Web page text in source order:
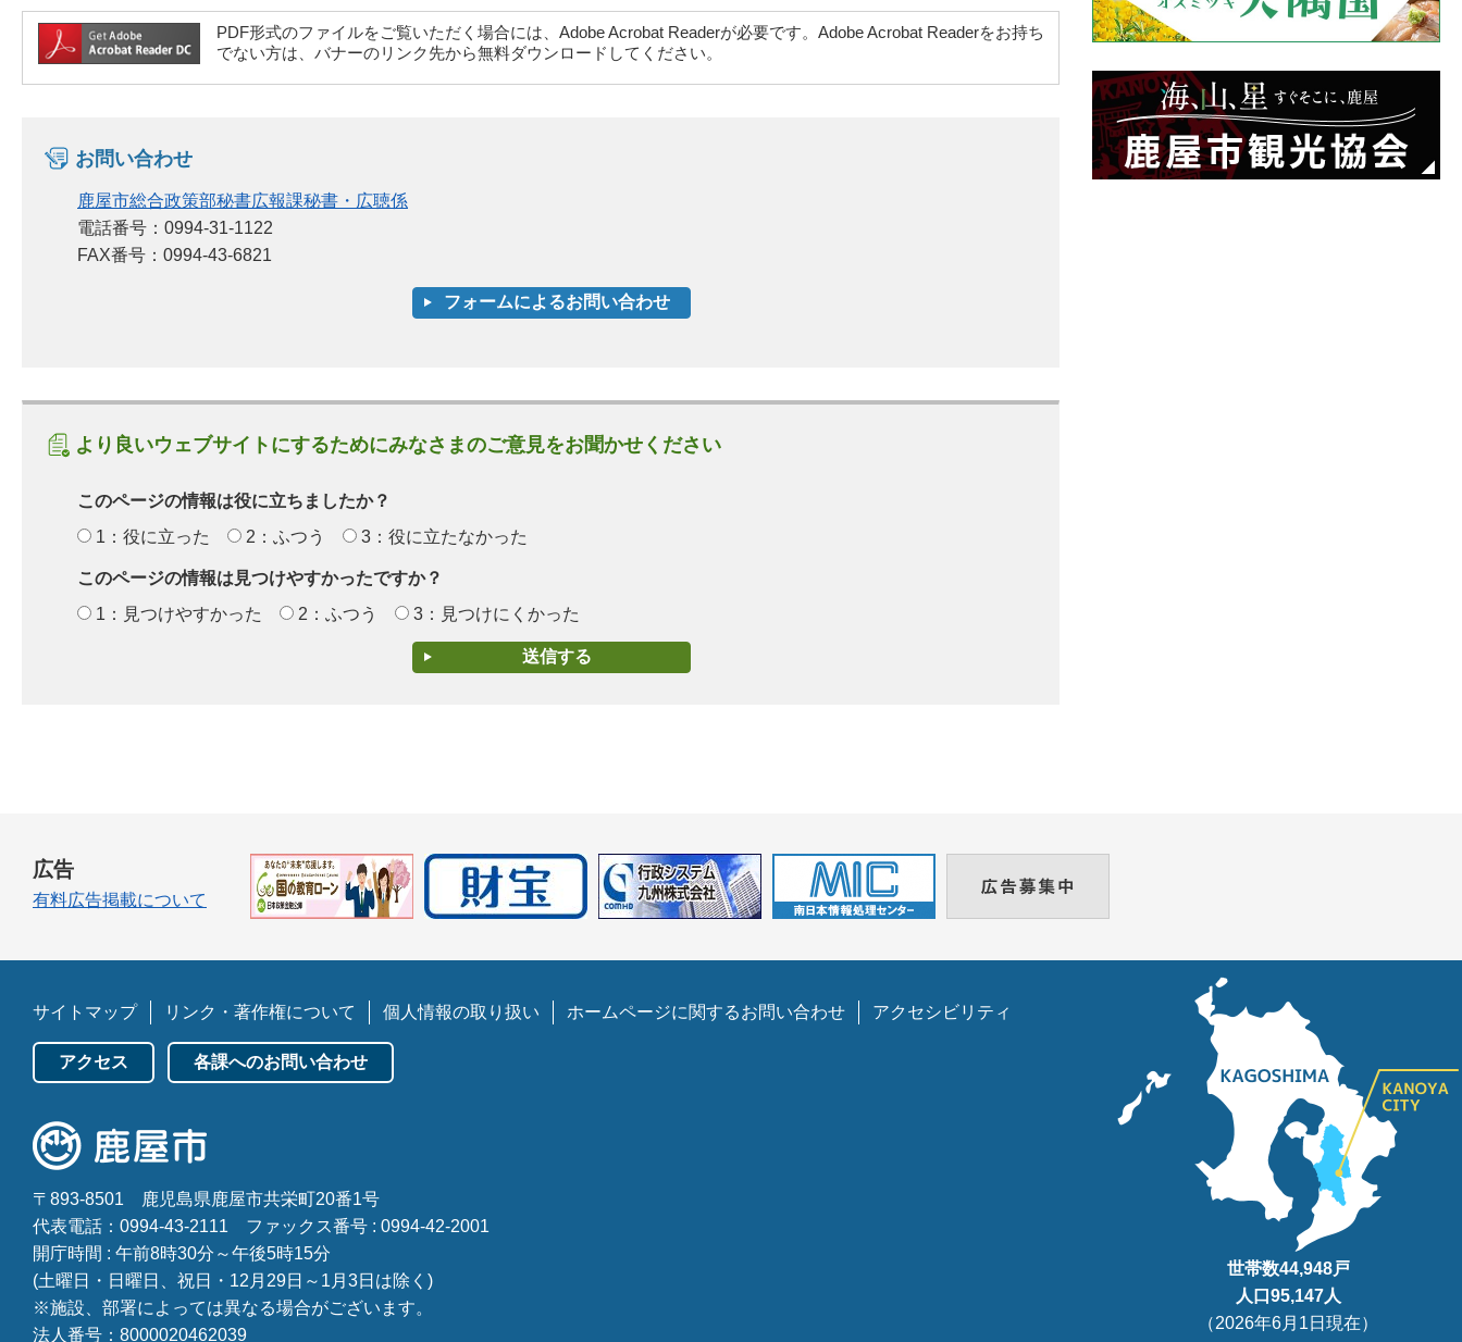
PDF形式のファイルをご覧いただく場合には、Adobe Acrobat Readerが必要です。Adobe Acrobat Readerをお持ち
でない方は、バナーのリンク先から無料ダウンロードしてください。
お問い合わせ
鹿屋市総合政策部秘書広報課秘書・広聴係
電話番号：0994-31-1122
FAX番号：0994-43-6821
より良いウェブサイトにするためにみなさまのご意見をお聞かせください
このページの情報は役に立ちましたか？
1：役に立った
2：ふつう 3：役に立たなかった
このページの情報は見つけやすかったですか？
1：見つけやすかった
2：ふつう 3：見つけにくかった
広告
有料広告掲載について
サイトマップ リンク・著作権について 個人情報の取り扱い ホームページに関するお問い合わせ アクセシビリティ
アクセス 各課へのお問い合わせ
〒893-8501
鹿児島県鹿屋市共栄町20番1号
代表電話：0994-43-2111
ファックス番号 : 0994-42-2001
開庁時間 : 午前8時30分～午後5時15分
(土曜日・日曜日、祝日・12月29日～1月3日は除く)
※施設、部署によっては異なる場合がございます。
法人番号：8000020462039
世帯数44,948戸
人口95,147人
（2026年6月1日現在）